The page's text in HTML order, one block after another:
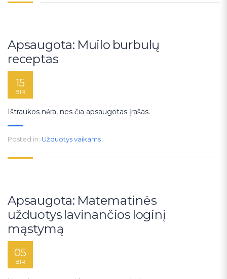
Apsaugota: Muilo burbulų
receptas
15
BIR
Ištraukos nėra, nes čia apsaugotas įrašas.
Posted in: Užduotys vaikams
Apsaugota: Matematinės
užduotys lavinančios loginį
mąstymą
05
BIR